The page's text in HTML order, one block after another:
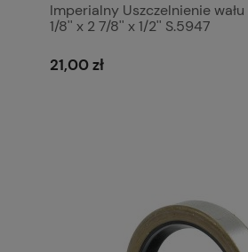
Imperialny Uszczelnienie
1/8'' x 2 7/8'' x 1/2'' S.5947
21,00 zł